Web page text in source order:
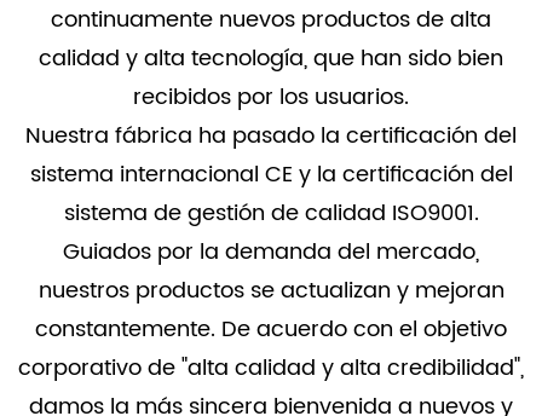
continuamente nuevos productos de alta
calidad y alta tecnología, que han sido bien
recibidos por los usuarios.
Nuestra fábrica ha pasado la certificación del
sistema internacional CE y la certificación del
sistema de gestión de calidad ISO9001.
Guiados por la demanda del mercado,
nuestros productos se actualizan y mejoran
constantemente. De acuerdo con el objetivo
corporativo de "alta calidad y alta credibilidad",
damos la más sincera bienvenida a nuevos y